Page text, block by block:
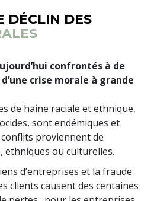
DÉCLIN DES
confrontés à de
crise morale à grande
de haine raciale et ethnique,
sont endémiques et
proviennent de
ethniques ou culturelles.
d’entreprises et la fraude
clients causent des centaines